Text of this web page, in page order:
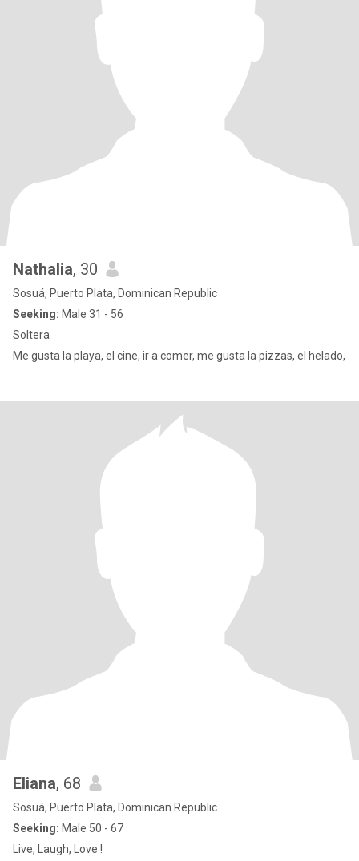
Nathalia, 30
Sosuá, Puerto Plata, Dominican Republic
Seeking: Male 31 - 56
Soltera
Me gusta la playa, el cine, ir a comer, me gusta la pizzas, el helado,
Eliana, 68
Sosuá, Puerto Plata, Dominican Republic
Seeking: Male 50 - 67
Live, Laugh, Love !